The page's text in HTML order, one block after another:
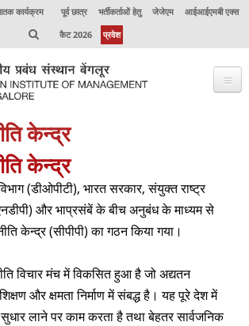
कार्यक्रम पूर्व छात्र भर्तीकर्ताओं हेतु जेजेएम
आईआईएमबी एक्स
कैट 2026
प्रवेश
केन्‍द्र
केन्‍द्र
(डीओपीटी), भारत सरकार, संयुक्‍त राष्‍ट्र
और भाप्रसंबें के बीच अनुबंध के माध्‍यम से
केन्‍द्र (सीपीपी) का गठन किया गया।
विचार मंच में विकसित हुआ है जो अद्यतन
और क्षमता निर्माण में संबद्ध है। यह पूरे देश में
लाने पर काम करता है तथा बेहतर सार्वजनिक